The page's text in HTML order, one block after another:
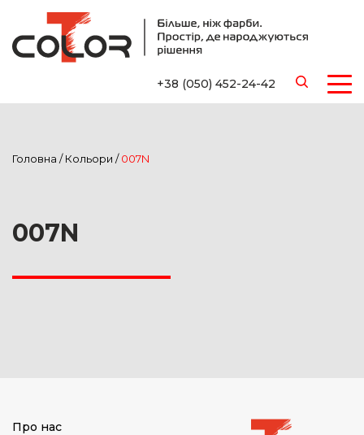
+38 (050) 452-24-42
Головна /Кольори /007N
007N
Про нас